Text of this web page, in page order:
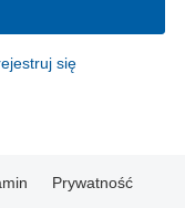
się
Prywatność